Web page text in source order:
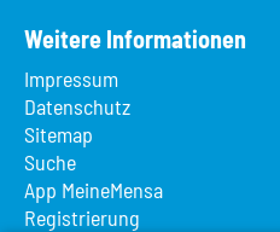
Weitere Informationen
Impressum
Datenschutz
Sitemap
Suche
App MeineMensa
Registrierung